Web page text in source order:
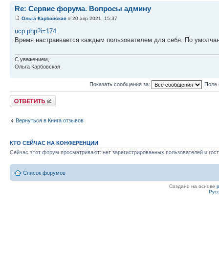
Re: Сервис форума. Вопросы админу
Ольга Карbовская » 20 апр 2021, 15:37
ucp.php?i=174
Время настраивается каждым пользователем для себя. По
С уважением,
Ольга Карбовская
Показать сообщения за: Поле
Ответить
Вернуться в Книга отзывов
КТО СЕЙЧАС НА КОНФЕРЕНЦИИ
Сейчас этот форум просматривают: нет зарегистрированных пользователей и
Список форумов
Создано на основе